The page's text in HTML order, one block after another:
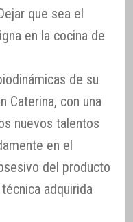
que sea el
en la cocina de
de su
Caterina, con una
nuevos talentos
en el
del producto
adquirida